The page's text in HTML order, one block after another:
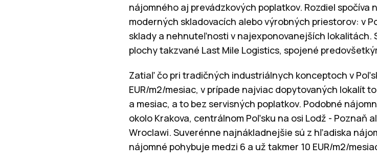
nájomného aj prevádzkových poplatkov. Rozdiel
moderných skladovacích alebo výrobných priestorov: v
sklady a nehnuteľnosti v najexponovanejších lokalitách.
plochy takzvané Last Mile Logistics, spojené
Zatiaľ čo pri tradičných industriálnych konceptoch v
EUR/m2/mesiac, v prípade najviac dopytovaných lokalít
a mesiac, a to bez servisných poplatkov. Podobné
okolo Krakova, centrálnom Poľsku na osi Lodž - Poznaň
Wroclawi. Suverénne najnákladnejšie sú z hľadiska
nájomné pohybuje medzi 6 a už takmer 10 EUR/m2/